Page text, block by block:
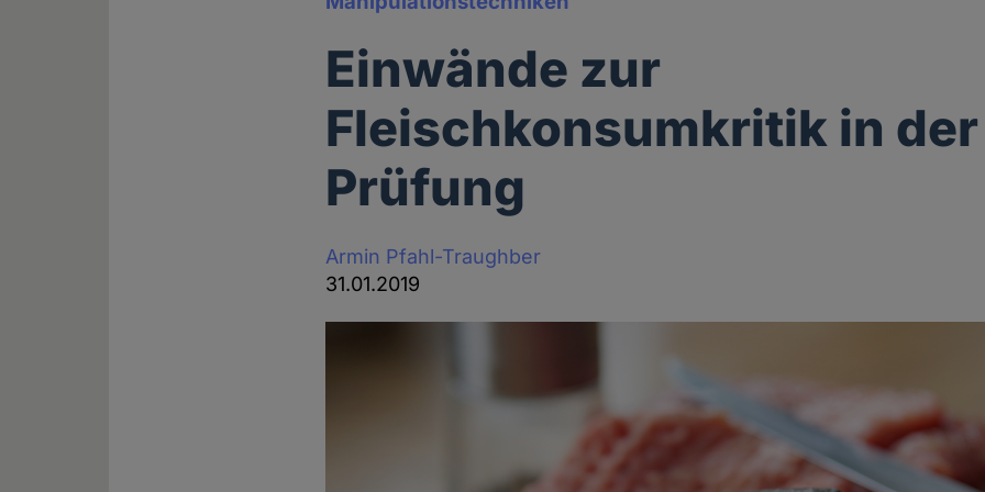
Einwände zur
Fleischkonsumkritik in der
Prüfung
Armin Pfahl-Traughber
31.01.2019